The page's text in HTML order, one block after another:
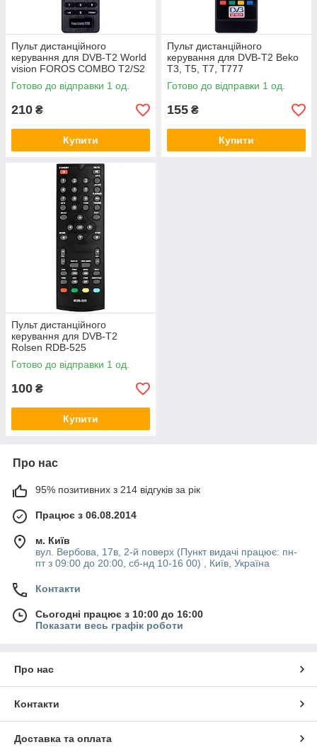
Пульт дистанційного
керування для DVB-T2 World
vision FOROS COMBO T2/S2
Готово до відправки 1 од.
210 ₴
Купити
Пульт дистанційного
керування для DVB-T2 Beko
T3, T5, T7, T777
Готово до відправки 1 од.
155 ₴
Купити
Пульт дистанційного
керування для DVB-T2
Rolsen RDB-525
Готово до відправки 1 од.
100 ₴
Купити
Про нас
95% позитивних з 214 відгуків за рік
Працює з 06.08.2014
м. Київ
вул. Вербова, 17в, 2-й поверх (Пункт видачі працює: пн-
пт з 09:00 до 20:00, сб-нд 10-16 00) , Київ, Україна
Контакти
Сьогодні працює з 10:00 до 16:00
Показати весь графік роботи
Про нас
Контакти
Доставка та оплата